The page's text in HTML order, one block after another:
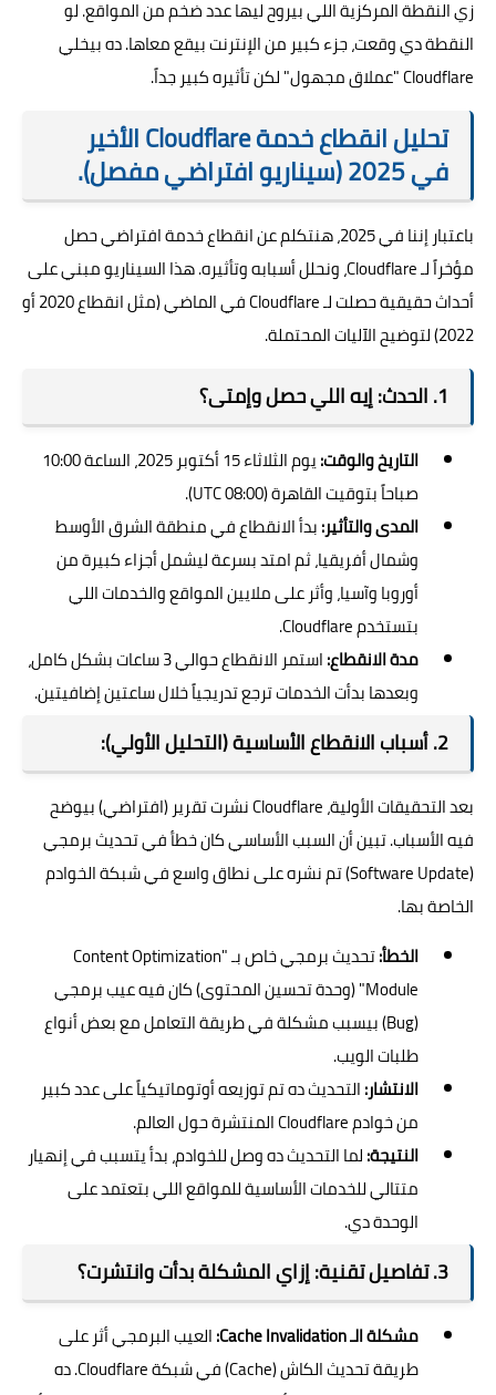
زي النقطة المركزية اللي بيروح ليها عدد ضخم من المواقع. لو
النقطة دي وقعت، جزء كبير من الإنترنت بيقع معاها. ده بيخلي
Cloudflare "عملاق مجهول" لكن تأثيره كبير جداً.
تحليل انقطاع خدمة Cloudflare الأخير
في 2025 (سيناريو افتراضي مفصل).
باعتبار إننا في 2025، هنتكلم عن انقطاع خدمة افتراضي حصل
مؤخراً لـ Cloudflare، ونحلل أسبابه وتأثيره. هذا السيناريو مبني على
أحداث حقيقية حصلت لـ Cloudflare في الماضي (مثل انقطاع 2020 أو
2022) لتوضيح الآليات المحتملة.
1. الحدث: إيه اللي حصل وإمتى؟
التاريخ والوقت:
يوم الثلاثاء 15 أكتوبر 2025، الساعة 10:00
صباحاً بتوقيت القاهرة (08:00 UTC).
المدى والتأثير:بدأ الانقطاع في منطقة الشرق الأوسط
وشمال أفريقيا، ثم امتد بسرعة ليشمل أجزاء كبيرة من
أوروبا وآسيا، وأثر على ملايين المواقع والخدمات اللي
بتستخدم Cloudflare.
مدة الانقطاع:
استمر الانقطاع حوالي 3 ساعات بشكل كامل،
وبعدها بدأت الخدمات ترجع تدريجياً خلال ساعتين إضافيتين.
2. أسباب الانقطاع الأساسية (التحليل الأولي):
بعد التحقيقات الأولية، Cloudflare نشرت تقرير (افتراضي) بيوضح
فيه الأسباب. تبين أن السبب الأساسي كان خطأ في تحديث برمجي
(Software Update) تم نشره على نطاق واسع في شبكة الخوادم
الخاصة بها.
الخطأ:
تحديث برمجي خاص بـ "Content Optimization
Module" (وحدة تحسين المحتوى) كان فيه عيب برمجي
(Bug) بيسبب مشكلة في طريقة التعامل مع بعض أنواع
طلبات الويب.
الانتشار:التحديث ده تم توزيعه أوتوماتيكياً على عدد كبير
من خوادم Cloudflare المنتشرة حول العالم.
النتيجة:لما التحديث ده وصل للخوادم، بدأ يتسبب في إنهيار
متتالي للخدمات الأساسية للمواقع اللي بتعتمد على
الوحدة دي.
3. تفاصيل تقنية: إزاي المشكلة بدأت وانتشرت؟
مشكلة الـ Cache Invalidation:
العيب البرمجي أثر على
طريقة تحديث الكاش (Cache) في شبكة Cloudflare. ده